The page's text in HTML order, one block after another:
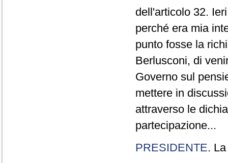
dell'articolo 32.
perché era mia
punto fosse la
Berlusconi, di
Governo sul
mettere in
attraverso le
partecipazione...
PRESIDENTE.